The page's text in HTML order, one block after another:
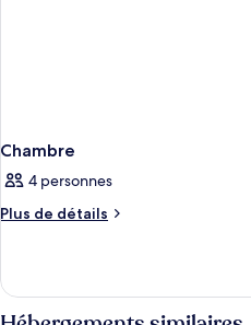
Chambre
4 personnes
Plus de détails
Plus
Chambre